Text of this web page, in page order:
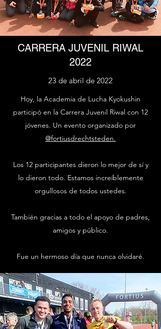
CARRERA JUVENIL RIWAL
2022
23 de abril de 2022
Hoy, la Academia de Lucha Kyokushin
participó en la Carrera Juvenil Riwal con 12
jóvenes. Un evento organizado por
@fortiusdrechtsteden.
Los 12 participantes dieron lo mejor de sí y
lo dieron todo. Estamos increíblemente
orgullosos de todos ustedes.
También gracias a todo el apoyo de padres,
amigos y público.
Fue un hermoso día que nunca olvidaré.